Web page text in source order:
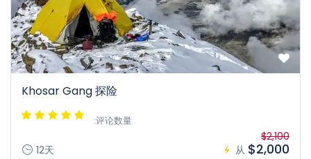
Khosar Gang 探险
:评论数量
12天 从
$2,100
$2,000